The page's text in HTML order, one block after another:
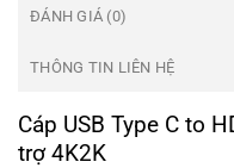
ĐÁNH GIÁ (0)
THÔNG TIN LIÊN HỆ
Cáp USB Type C to
trợ 4K2K